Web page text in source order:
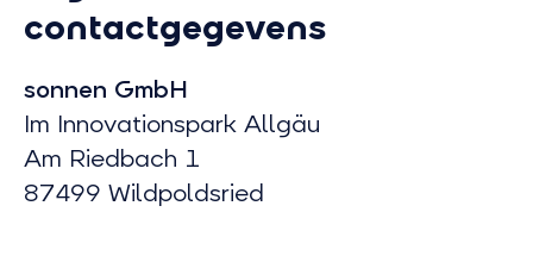
contactgegevens
sonnen GmbH
Im Innovationspark Allgäu
Am Riedbach 1
87499 Wildpoldsried